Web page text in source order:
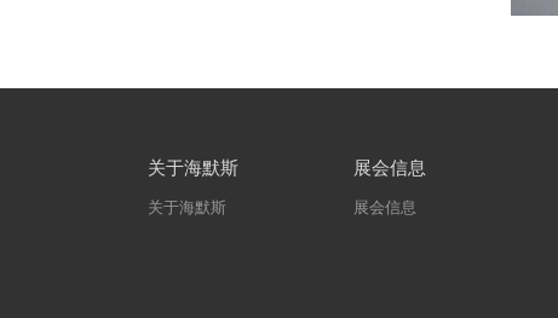
关于海默斯
关于海默斯
展会信息
展会信息